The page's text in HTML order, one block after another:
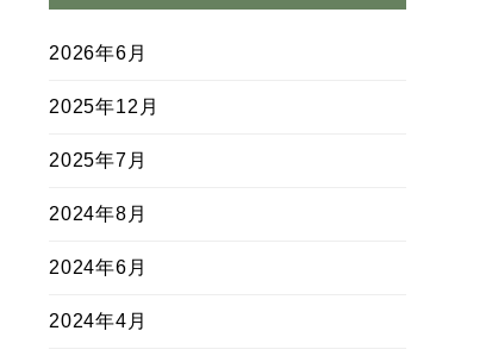
2026年6月
2025年12月
2025年7月
2024年8月
2024年6月
2024年4月